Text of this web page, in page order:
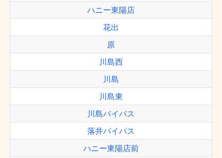
ハニー東陽店
花出
原
川島西
川島
川島東
川島バイパス
落井バイパス
ハニー東陽店前